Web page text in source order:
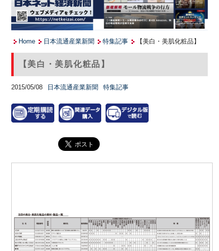
Home 日本流通産業新聞 特集記事 【美白・美肌化粧品】
【美白・美肌化粧品】
2015/05/08 日本流通産業新聞 特集記事